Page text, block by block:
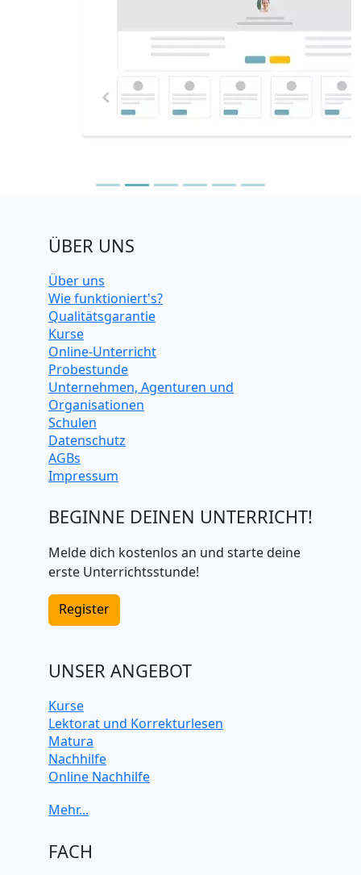
ÜBER UNS
Über uns
Wie funktioniert's?
Qualitätsgarantie
Kurse
Online-Unterricht
Probestunde
Unternehmen, Agenturen und
Organisationen
Schulen
Datenschutz
AGBs
Impressum
BEGINNE DEINEN UNTERRICHT!
Melde dich kostenlos an und starte deine
erste Unterrichtsstunde!
Register
UNSER ANGEBOT
Kurse
Lektorat und Korrekturlesen
Matura
Nachhilfe
Online Nachhilfe
FACH